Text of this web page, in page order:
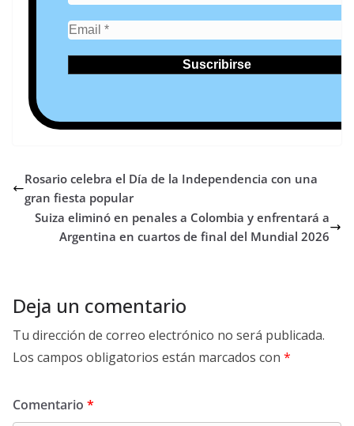
Rosario celebra el Día de la Independencia con una
gran fiesta popular
Suiza eliminó en penales a Colombia y enfrentará a
Argentina en cuartos de final del Mundial 2026
Deja un comentario
Tu dirección de correo electrónico no será publicada.
Los campos obligatorios están marcados con *
Comentario *